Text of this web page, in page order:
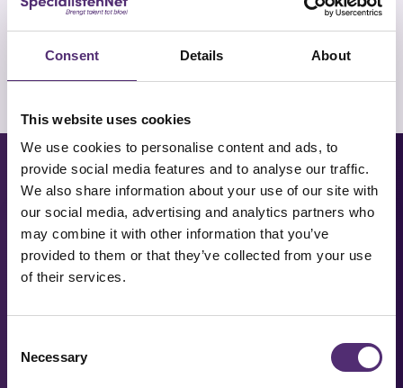
Consent Details About
This website uses cookies
We use cookies to personalise content and ads, to
provide social media features and to analyse our traffic.
We also share information about your use of our site with
our social media, advertising and analytics partners who
may combine it with other information that you’ve
provided to them or that they’ve collected from your use
of their services.
Selection
Necessary
– In de natuur zijn
– Meditatie/rust
BEKIJK OOK: